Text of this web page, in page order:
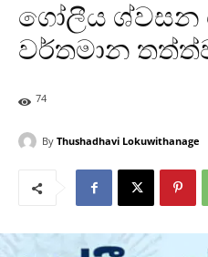
ගෝලීය ශ්වසන
වර්තමාන
74
By Thushadhavi Lokuwithanage